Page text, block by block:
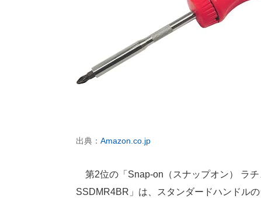
出典： Amazon.co.jp
第2位の「Snap-on（スナップオン） ラ
SSDMR4BR」は、スタンダードハンドル